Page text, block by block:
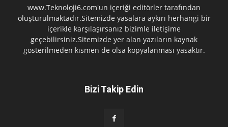
www.Teknoloji6.com'un içeriği editörler tarafından
oluşturulmaktadır.Sitemizde yasalara aykırı herhangi bir
içerikle karşılaşırsanız bizimle iletişime
geçebilirsiniz.Sitemizde yer alan yazıların kaynak
gösterilmeden kısmen de olsa kopyalanması yasaktır.
Bizi Takip Edin